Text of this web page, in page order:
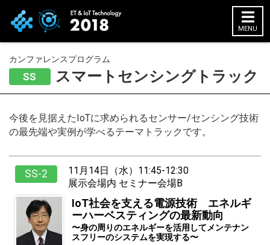
MENU
カンファレンスプログラム
SS スマートセンシングトラック
今後を見据えたIoTに求められるセンサー/センシング技術
の最先端や実例が学べるテーマトラックです。
SS-2
11月14日（水）11:45-12:30
展示会場内 セミナー会場B
IoT社会を支える電源技術 エネルギ
ーハーベスティングの最新動向
身の周りのエネルギーを活用してメンテナン
スフリーのシステムを実現する
HOME
展示会概要
開催概要
展示会コンセプト
前回（2017）開催
出展社情報
出展社一覧
出展社検索